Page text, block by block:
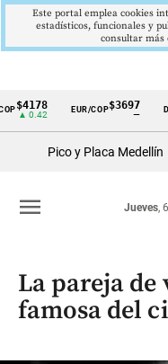
Cintillo
Colombia
EUR/COP $3697
—
DESEMPLEO
Pico y Placa Medellín
Jueves,
menu
La pareja de
famosa del
Este portal emplea cookies
estadísticos, funcionales y
consultar más